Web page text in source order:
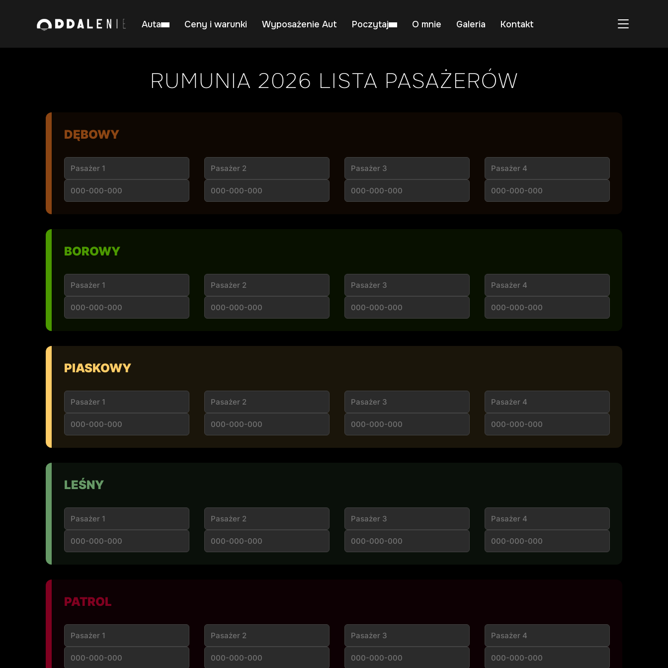
Auta Ceny i warunki Wyposażenie Aut Poczytaj O mnie Galeria Kontakt
RUMUNIA 2026 LISTA PASAŻERÓW
DĘBOWY
BOROWY
PIASKOWY
LEŚNY
PATROL